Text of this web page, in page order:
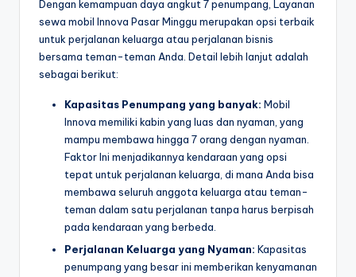
Dengan kemampuan daya angkut 7 penumpang, Layanan
sewa mobil Innova Pasar Minggu merupakan opsi terbaik
untuk perjalanan keluarga atau perjalanan bisnis
bersama teman-teman Anda. Detail lebih lanjut adalah
sebagai berikut:
Kapasitas Penumpang yang banyak: Mobil
Innova memiliki kabin yang luas dan nyaman, yang
mampu membawa hingga 7 orang dengan nyaman.
Faktor Ini menjadikannya kendaraan yang opsi
tepat untuk perjalanan keluarga, di mana Anda bisa
membawa seluruh anggota keluarga atau teman-
teman dalam satu perjalanan tanpa harus berpisah
pada kendaraan yang berbeda.
Perjalanan Keluarga yang Nyaman: Kapasitas
penumpang yang besar ini memberikan kenyamanan